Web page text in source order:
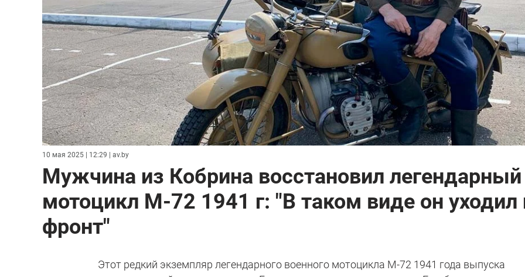
10 мая 2025 | 12:29 | av.by
Мужчина из Кобрина восстановил легендарный
мотоцикл М-72 1941 г: "В таком виде он уходил
фронт"
Этот редкий экземпляр легендарного военного мотоцикла М-72 1941 года выпуска